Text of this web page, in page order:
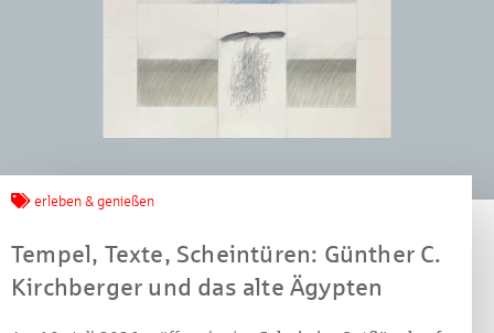
erleben & genießen
Tempel, Texte, Scheintüren: Günther C.
Kirchberger und das alte Ägypten